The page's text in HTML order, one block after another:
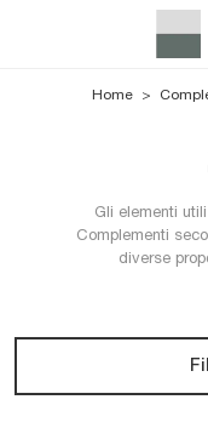
Home >
Gli elementi
Complementi
diverse